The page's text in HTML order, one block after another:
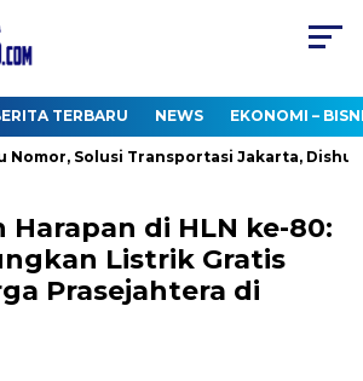
TERBARU NEWS EKONOMI –
Solusi Transportasi Jakarta, Dishub
Harapan di HLN ke-80:
Listrik Gratis
Prasejahtera di